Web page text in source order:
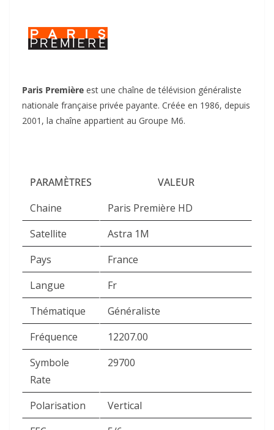
Paris Première est une chaîne de télévision généraliste
nationale française privée payante. Créée en 1986, depuis
2001, la chaîne appartient au Groupe M6.
PARAMÈTRES
VALEUR
Chaine
Paris Première HD
Satellite
Astra 1M
Pays
France
Langue
Fr
Thématique
Généraliste
Fréquence
12207.00
Symbole
Rate
29700
Polarisation
Vertical